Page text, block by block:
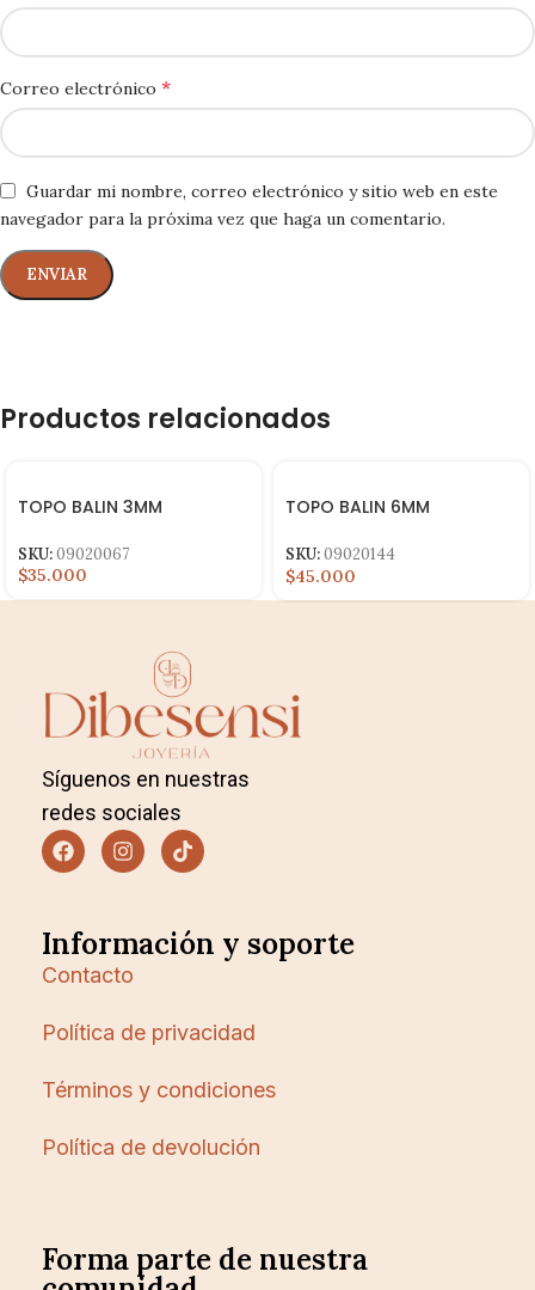
Correo electrónico *
Guardar mi nombre, correo electrónico y sitio web en este
navegador para la próxima vez que haga un comentario.
Productos relacionados
TOPO BALIN 3MM
SKU:09020067
$35.000
TOPO BALIN 6MM
SKU:09020144
$45.000
Síguenos en nuestras
redes sociales
Información y soporte
Contacto
Política de privacidad
Términos y condiciones
Política de devolución
Forma parte de nuestra